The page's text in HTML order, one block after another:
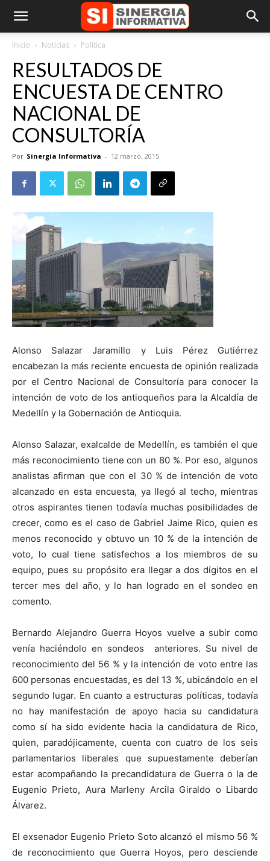
Inicio Noticias Política
RESULTADOS DE
ENCUESTA DE CENTRO
NACIONAL DE
CONSULTORÍA
Por Sinergia Informativa - 12 marzo, 2015
Alonso Salazar Jaramillo y Luis Pérez Gutiérrez
encabezan la más reciente encuesta de opinión realizada
por el Centro Nacional de Consultoría para conocer la
intención de voto de los antioqueños para la Alcaldía de
Medellín y la Gobernación de Antioquia.
Alonso Salazar, exalcalde de Medellín, es también el que
más reconocimiento tiene con un 80 %. Por eso, algunos
analistas afirman que con el 30 % de intención de voto
alcanzado en esta encuesta, ya llegó al techo, mientras
otros aspirantes tienen todavía muchas posibilidades de
crecer, como es el caso de Gabriel Jaime Rico, quien es
menos reconocido y obtuvo un 10 % de la intención de
voto, lo cual tiene satisfechos a los miembros de su
equipo, pues su propósito era llegar a dos dígitos en el
tercer mes del año, y lo han logrado en el sondeo en
comento.
Bernardo Alejandro Guerra Hoyos vuelve a subir como
venía haciéndolo en sondeos anteriores. Su nivel de
reconocimiento del 56 % y la intención de voto entre las
600 personas encuestadas, es del 13 %, ubicándolo en el
segundo lugar. En cuanto a estructuras políticas, todavía
no hay manifestación de apoyo hacia su candidatura
como sí ha sido evidente hacia la candidatura de Rico,
quien, paradójicamente, cuenta con cuatro de los seis
parlamentarios liberales que supuestamente deberían
estar acompañando la precandidatura de Guerra o la de
Eugenio Prieto, Aura Marleny Arcila Giraldo o Libardo
Álvarez.
El exsenador Eugenio Prieto Soto alcanzó el mismo 56 %
de reconocimiento que Guerra Hoyos, pero desciende